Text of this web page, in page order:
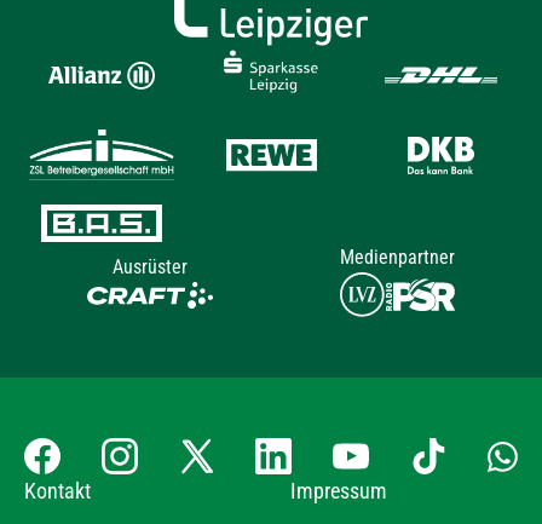
Ausrüster Medienpartner
Kontakt Impressum